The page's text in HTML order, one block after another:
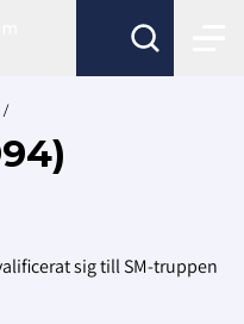
/
sig till SM-truppen